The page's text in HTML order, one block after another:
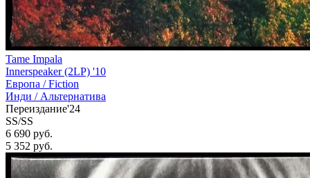
Tame Impala
Innerspeaker (2LP) '10
Европа /Fiction
Инди / Альтернатива
Переиздание'24
SS/SS
6 690 руб.
5 352 руб.